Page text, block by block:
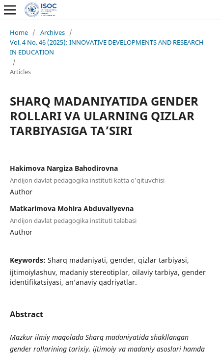
Home / Archives /
Vol. 4 No. 46 (2025): INNOVATIVE DEVELOPMENTS AND RESEARCH
IN EDUCATION
/
Articles
SHARQ MADANIYATIDA GENDER
ROLLARI VA ULARNING QIZLAR
TARBIYASIGA TA’SIRI
Hakimova Nargiza Bahodirovna
Andijon davlat pedagogika instituti katta o’qituvchisi
Author
Matkarimova Mohira Abduvaliyevna
Andijon davlat pedagogika instituti talabasi
Author
Keywords: Sharq madaniyati, gender, qizlar tarbiyasi,
ijtimoiylashuv, madaniy stereotiplar, oilaviy tarbiya, gender
identifikatsiyasi, an’anaviy qadriyatlar.
Abstract
Mazkur ilmiy maqolada Sharq madaniyatida shakllangan
gender rollarining tarixiy, ijtimoiy va madaniy asoslari hamda